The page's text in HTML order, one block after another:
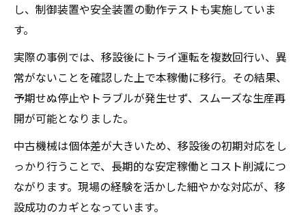
し、制御装置や安全装置の動作テストも実施していま
す。
実際の事例では、移設後にトライ運転を複数回行い、異
常がないことを確認した上で本稼働に移行。その結果、
予期せぬ停止やトラブルが発生せず、スムーズな生産再
開が可能となりました。
中古機械は個体差が大きいため、移設後の初期対応をし
っかり行うことで、長期的な安定稼働とコスト削減につ
ながります。現場の経験を活かした細やかな対応が、移
設成功のカギとなっています。